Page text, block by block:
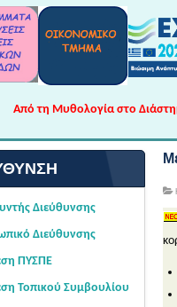
Από τη Μυθολογία στο
Διεύθυνσης
Διεύθυνσης
ΠΥΣΠΕ
Τοπικού Συμβουλίου